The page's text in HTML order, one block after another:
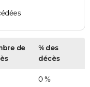
de
% des
décès
0 %